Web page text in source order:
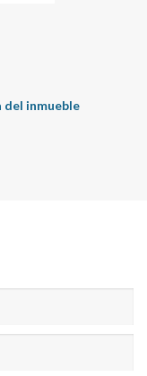
del inmueble
del usuario
usuario.